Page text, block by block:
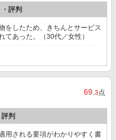
評判
をしたため、きちんとサービス
てあった。（30代／女性）
69.3点
判
用される要項がわかりやすく書